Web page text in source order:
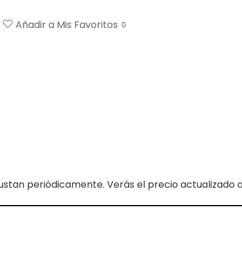
Añadir a Mis Favoritos 0
periódicamente. Verás el precio actualizado